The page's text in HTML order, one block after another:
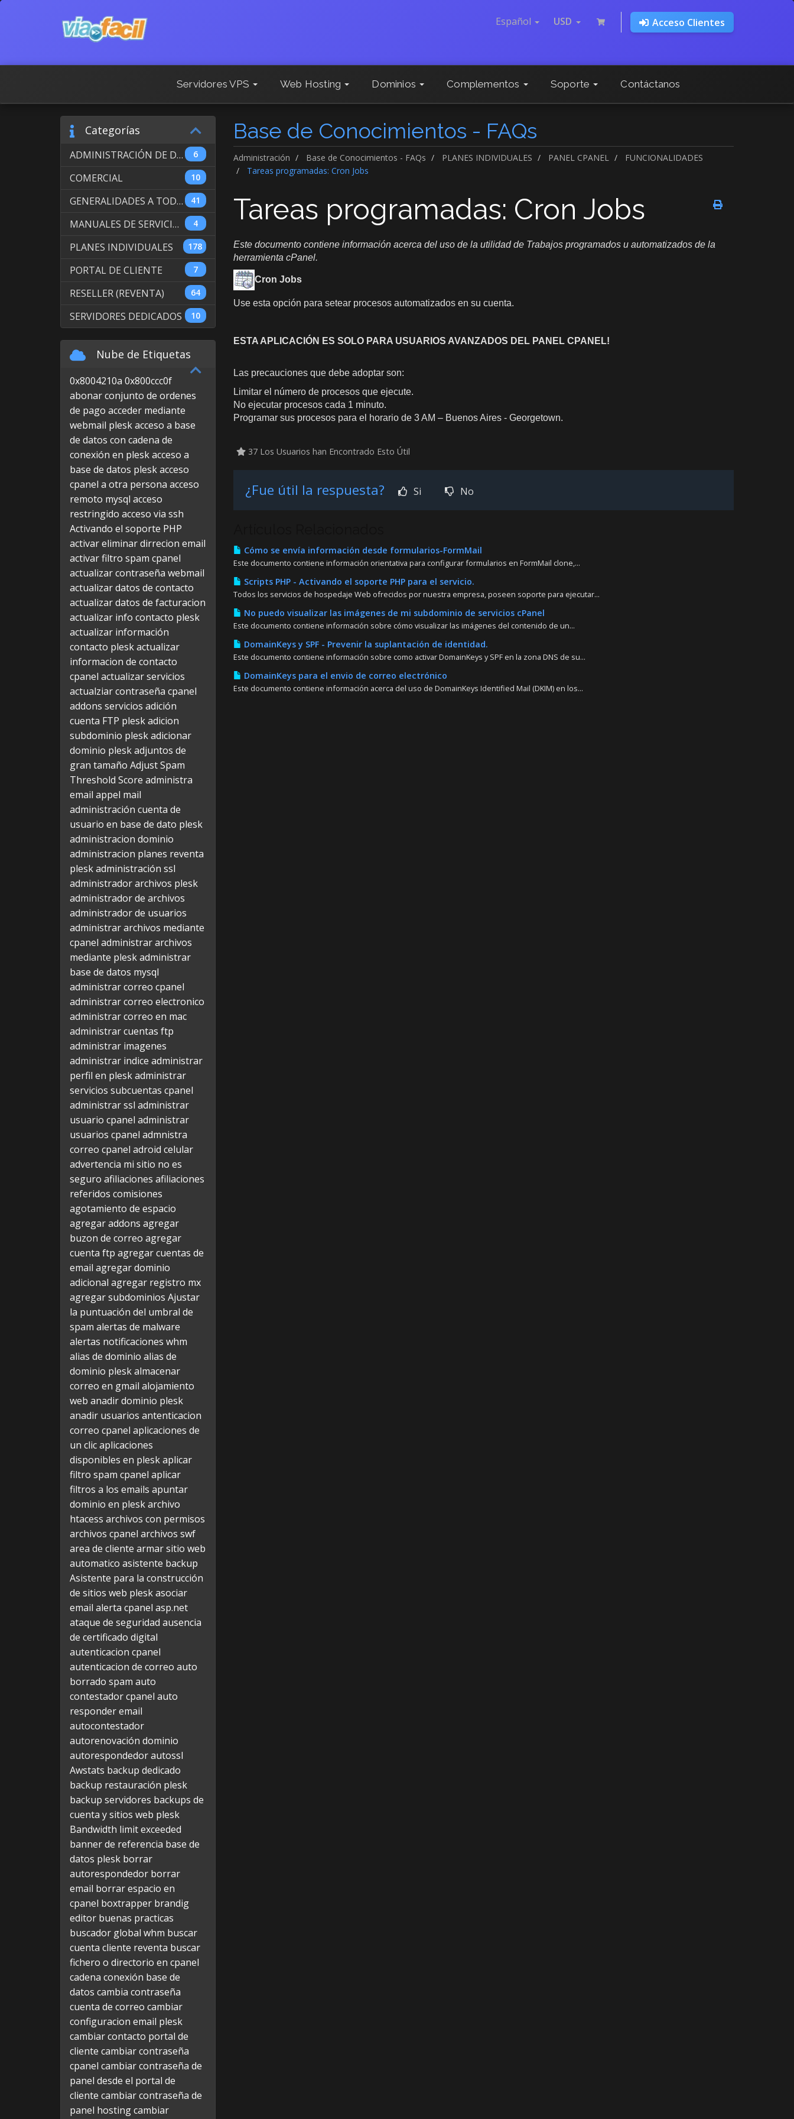
Español USD Acceso Clientes
Servidores VPS Web Hosting Dominios Complementos Soporte Contáctanos
Base de Conocimientos - FAQs
Administración Base de Conocimientos - FAQs PLANES INDIVIDUALES PANEL CPANEL
FUNCIONALIDADES
Tareas programadas: Cron Jobs
Categorías
6
ADMINISTRACIÓN DE DOMINIOS INTERNACIONALES
10
COMERCIAL
41
GENERALIDADES A TODOS LOS SERVICIOS
4
MANUALES DE SERVICIO DE WEB HOSTING
178
PLANES INDIVIDUALES
7
PORTAL DE CLIENTE
64
RESELLER (REVENTA)
10
SERVIDORES DEDICADOS
Tareas programadas: Cron Jobs
Este documento contiene información acerca del uso de la utilidad de Trabajos programados u automatizados de la
herramienta cPanel.
Cron Jobs
Use esta opción para setear procesos automatizados en su cuenta.
ESTA APLICACIÓN ES SOLO PARA USUARIOS AVANZADOS DEL PANEL CPANEL!
Las precauciones que debe adoptar son:
Limitar el número de procesos que ejecute.
No ejecutar procesos cada 1 minuto.
Programar sus procesos para el horario de 3 AM – Buenos Aires - Georgetown.
37 Los Usuarios han Encontrado Esto Útil
¿Fue útil la respuesta? Si No
Cómo se envía información desde formularios-FormMail
Este documento contiene información orientativa para configurar formularios en FormMail clone,...
Scripts PHP - Activando el soporte PHP para el servicio.
Todos los servicios de hospedaje Web ofrecidos por nuestra empresa, poseen soporte para ejecutar...
No puedo visualizar las imágenes de mi subdominio de servicios cPanel
Este documento contiene información sobre cómo visualizar las imágenes del contenido de un...
DomainKeys y SPF - Prevenir la suplantación de identidad.
Este documento contiene información sobre como activar DomainKeys y SPF en la zona DNS de su...
DomainKeys para el envio de correo electrónico
Este documento contiene información acerca del uso de DomainKeys Identified Mail (DKIM) en los...
Nube de Etiquetas
0x8004210a 0x800ccc0f
abonar conjunto de ordenes
de pago acceder mediante
webmail pleskacceso a base
de datos con cadena de
conexión en pleskacceso a
base de datos pleskacceso
cpanel a otra persona acceso
remoto mysql acceso
restringido acceso via ssh
Activando el soporte PHP
activar eliminar dirrecion email
activar filtro spam cpanel
actualizar contraseña webmail
actualizar datos de contacto
actualizar datos de facturacion
actualizar info contacto plesk
actualizar información
contacto pleskactualizar
informacion de contacto
cpanel actualizar servicios
actualziar contraseña cpanel
addons servicios adición
cuenta FTP pleskadicion
subdominio pleskadicionar
dominio pleskadjuntos de
gran tamaño Adjust Spam
Threshold Score administra
email appel mail
administración cuenta de
usuario en base de dato plesk
administracion dominio
administracion planes reventa
pleskadministración ssl
administrador archivos plesk
administrador de archivos
administrador de usuarios
administrar archivos mediante
cpanel administrar archivos
mediante pleskadministrar
base de datos mysql
administrar correo cpanel
administrar correo electronico
administrar correo en mac
administrar cuentas ftp
administrar imagenes
administrar indice administrar
perfil en pleskadministrar
servicios subcuentas cpanel
administrar ssl administrar
usuario cpanel administrar
usuarios cpanel admnistra
correo cpanel adroid celular
advertencia mi sitio no es
seguro afiliaciones afiliaciones
referidos comisiones
agotamiento de espacio
agregar addons agregar
buzon de correo agregar
cuenta ftp agregar cuentas de
email agregar dominio
adicional agregar registro mx
agregar subdominios Ajustar
la puntuación del umbral de
spam alertas de malware
alertas notificaciones whm
alias de dominio alias de
dominio pleskalmacenar
correo en gmail alojamiento
web anadir dominio plesk
anadir usuarios antenticacion
correo cpanel aplicaciones de
un clicaplicaciones
disponibles en pleskaplicar
filtro spam cpanel aplicar
filtros a los emails apuntar
dominio en pleskarchivo
htacess archivos con permisos
archivos cpanel archivos swf
area de cliente armar sitio web
automatico asistente backup
Asistente para la construcción
de sitios web pleskasociar
email alerta cpanel asp.net
ataque de seguridad ausencia
de certificado digital
autenticacion cpanel
autenticacion de correo auto
borrado spam auto
contestador cpanel auto
responder email
autocontestador
autorenovación dominio
autorespondedorautossl
Awstats backup dedicado
backup restauración plesk
backup servidores backups de
cuenta y sitios web plesk
Bandwidth limit exceeded
banner de referencia base de
datos plesk borrar
autorespondedor borrar
email borrar espacio en
cpanel boxtrapper brandig
editor buenas practicas
buscador global whm buscar
cuenta cliente reventa buscar
fichero o directorio en cpanel
cadena conexión base de
datos cambia contraseña
cuenta de correo cambiar
configuracion email plesk
cambiar contacto portal de
cliente cambiar contraseña
cpanel cambiar contraseña de
panel desde el portal de
cliente cambiar contraseña de
panel hostingcambiar